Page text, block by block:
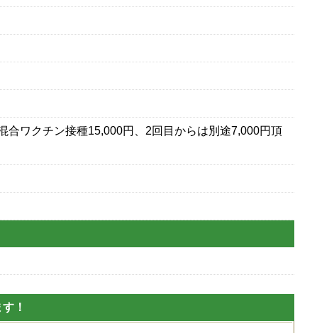
合ワクチン接種15,000円、2回目からは別途7,000円頂
！